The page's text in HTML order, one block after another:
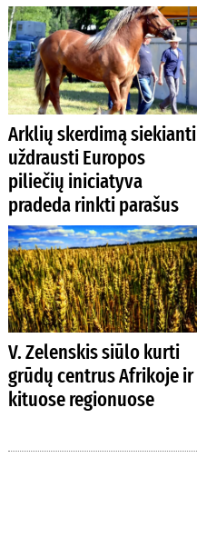
Arklių skerdimą siekianti
uždrausti Europos
piliečių iniciatyva
pradeda rinkti parašus
V. Zelenskis siūlo kurti
grūdų centrus Afrikoje ir
kituose regionuose